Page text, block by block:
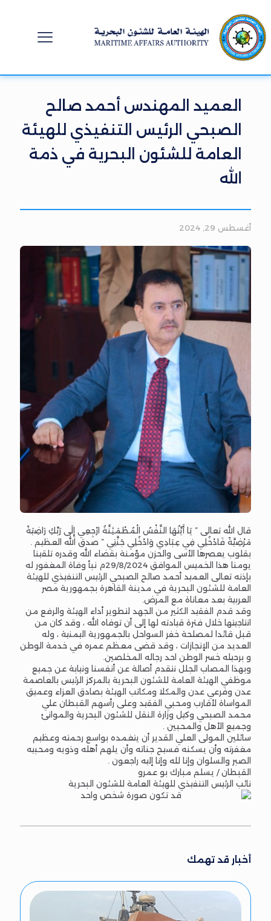
العميد المهندس أحمد صالح
الصبحي الرئيس التنفيذي للهيئة
العامة للشئون البحرية في ذمة
الله
أغسطس 29, 2024
قال الله تعالى ” يَا أَيَّتُهَا النَّفْسُ الْمُطْمَئِنَّةُ ارْجِعِي إِلَى رَبِّكِ رَاضِيَةً
مَرْضِيَّةً فَادْخُلِي فِي عِبَادِي وَادْخُلِي جَنَّتِي ” صدق الله العظيم .
بقلوب يعصرها الأسى والحزن مؤمنة بقضاء الله وقدره تلقينا
يومنا هذا الخميس الموافق 29/8/2024م نبأ وفاة المغفور له
بإذنه تعالى العميد أحمد صالح الصبحي الرئيس التنفيذي للهيئة
العامة للشئون البحرية في مدينة القاهرة بجمهورية مصر
العربية بعد معاناة مع المرض.
وقد قدم الفقيد الكثير من الجهد لتطوير أداء الهيئة والرفع من
انتاجيتها خلال فترة قيادته لها إلى أن توفاه الله ، وقد كان من
قبل قائدا لمصلحة خفر السواحل بالجمهورية اليمنية ، وله
العديد من الإنجازات ، وقد قضى معظم عمره في خدمة الوطن
و برحيله خسر الوطن احد رجاله المخلصين.
وبهذا المصاب الجلل نتقدم أصالة عن أنفسنا ونيابة عن جميع
موظفي الهيئة العامة للشئون البحرية بالمركز الرئيس بالعاصمة
عدن وفرعي عدن والمكلا ومكاتب الهيئة بصادق العزاء وعميق
المواساة لأقارب ومحبي الفقيد وعلى رأسهم القبطان علي
محمد الصبحي وكيل وزارة النقل للشئون البحرية والموانئ
وجميع الأهل والمحبين .
سائلين المولى العلي القدير أن يتغمده بواسع رحمته وعظيم
مغفرته وأن يسكنه فسيح جناته وأن يلهم أهله وذويه ومحبيه
الصبر والسلوان وإنا لله وإنا إليه راجعون .
القبطان / يسلم مبارك بو عمرو
نائب الرئيس التنفيذي للهيئة العامة للشئون البحرية
أخبار قد تهمك